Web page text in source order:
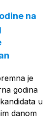
na
je
godina
u
danom